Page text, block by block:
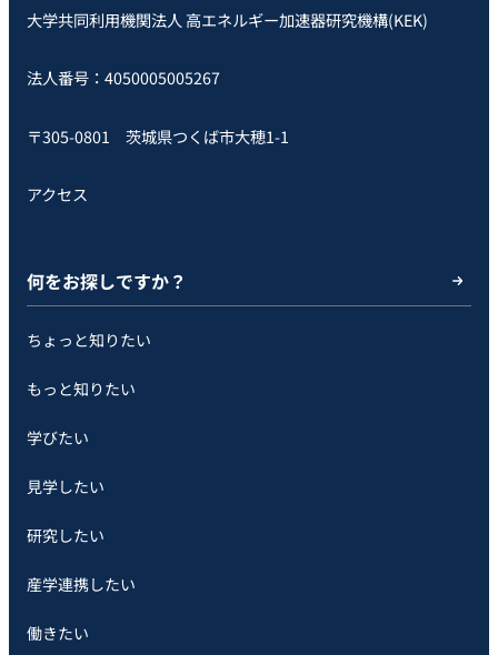
大学共同利用機関法人 高エネルギー加速器研究機構(KEK)
法人番号：4050005005267
〒305-0801 茨城県つくば市大穂1-1
アクセス
何をお探しですか？
ちょっと知りたい
もっと知りたい
学びたい
見学したい
研究したい
産学連携したい
働きたい